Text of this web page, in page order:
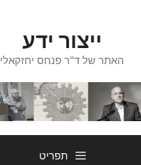
ייצור ידע
האתר של ד"ר פנחס יחזקאלי
תפריט